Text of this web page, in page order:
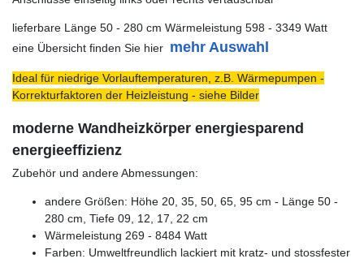
lieferbare Länge 50 - 280 cm Wärmeleistung 598 - 3349 Watt
eine Übersicht finden Sie hier mehr Auswahl
Ideal für niedrige Vorlauftemperaturen, z.B. Wärmepumpen -
Korrekturfaktoren der Heizleistung - siehe Bilder
moderne Wandheizkörper energiesparend
energieeffizienz
Zubehör und andere Abmessungen:
andere Größen: Höhe 20, 35, 50, 65, 95 cm - Länge 50 -
280 cm, Tiefe 09, 12, 17, 22 cm
Wärmeleistung 269 - 8484 Watt
Farben: Umweltfreundlich lackiert mit kratz- und stossfester